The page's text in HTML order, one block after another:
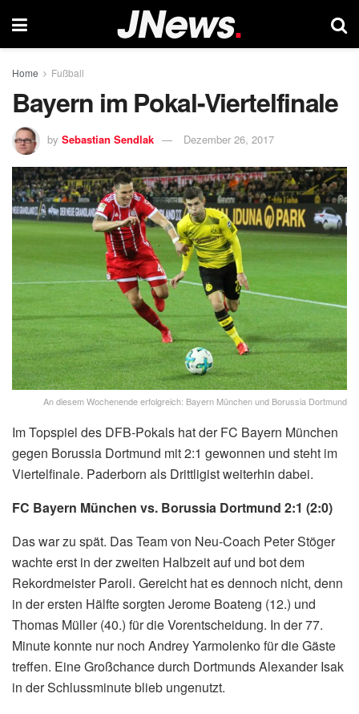
Home Fußball
Bayern im Pokal-Viertelfinale
by Sebastian Sendlak Dezember 26, 2017
An diesem Wochenende erfolgreich: Bayern München und Borussia Dortmund
Im Topspiel des DFB-Pokals hat der FC Bayern München
gegen Borussia Dortmund mit 2:1 gewonnen und steht im
Viertelfinale. Paderborn als Drittligist weiterhin dabei.
FC Bayern München vs. Borussia Dortmund 2:1 (2:0)
Das war zu spät. Das Team von Neu-Coach Peter Stöger
wachte erst in der zweiten Halbzeit auf und bot dem
Rekordmeister Paroli. Gereicht hat es dennoch nicht, denn
in der ersten Hälfte sorgten Jerome Boateng (12.) und
Thomas Müller (40.) für die Vorentscheidung. In der 77.
Minute konnte nur noch Andrey Yarmolenko für die Gäste
treffen. Eine Großchance durch Dortmunds Alexander Isak
in der Schlussminute blieb ungenutzt.